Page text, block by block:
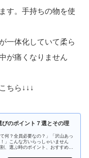
す。手持ちの物を使
一体化していて柔ら
が痛くなりません
ちら↓↓↓
びのポイント７選とその理
何？全員必要なの？」「沢山あっ
」こんな方いらっしゃいません
、選ぶ時のポイント、おすすめの